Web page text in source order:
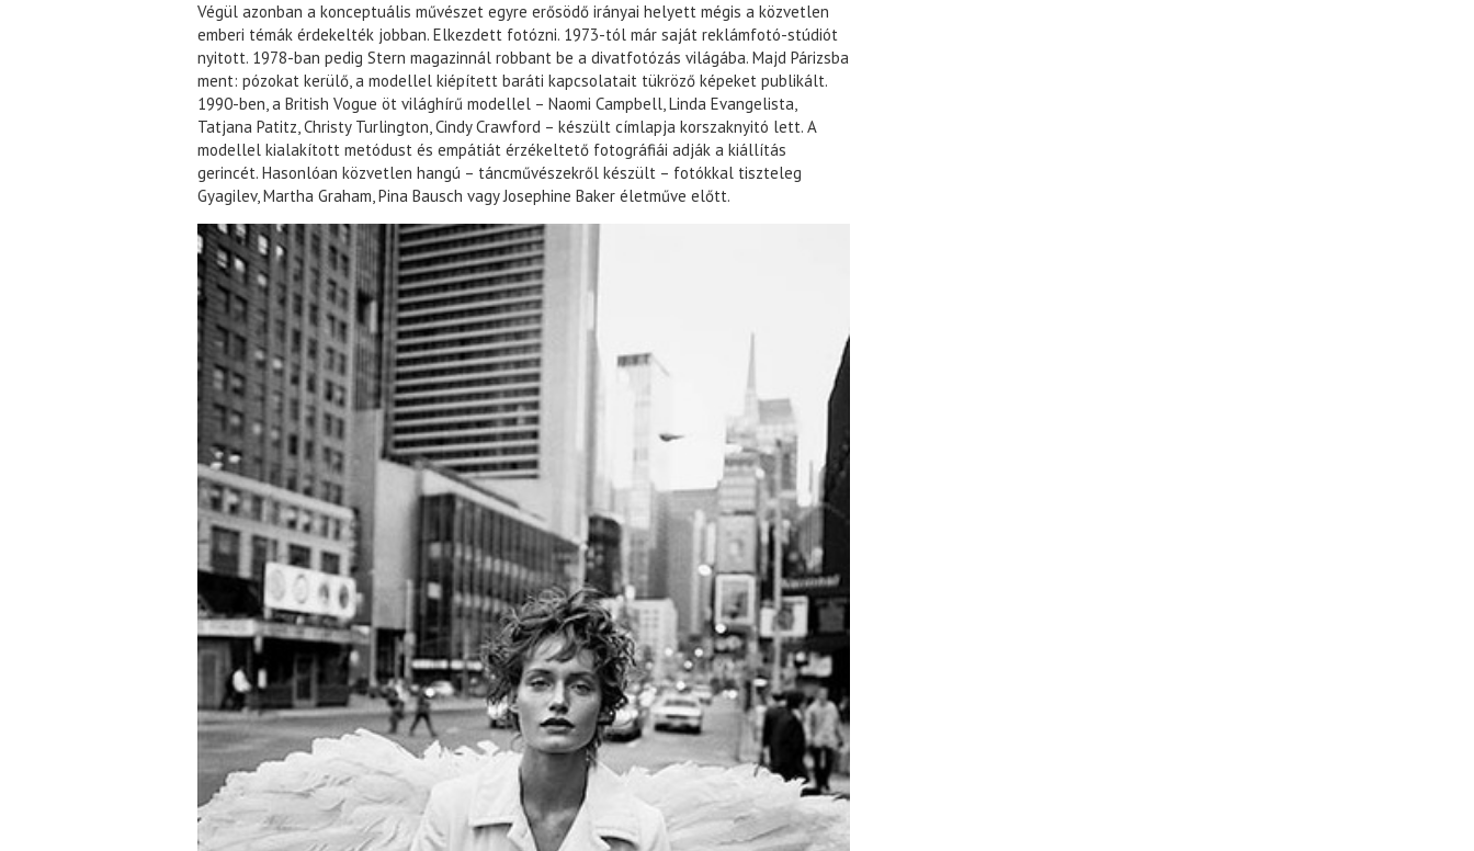
Végül azonban a konceptuális művészet egyre erősödő irányai helyett mégis a közvetlen
emberi témák érdekelték jobban. Elkezdett fotózni. 1973-tól már saját reklámfotó-stúdiót
nyitott. 1978-ban pedig Stern magazinnál robbant be a divatfotózás világába. Majd Párizsba
ment: pózokat kerülő, a modellel kiépített baráti kapcsolatait tükröző képeket publikált.
1990-ben, a British Vogue öt világhírű modellel – Naomi Campbell, Linda Evangelista,
Tatjana Patitz, Christy Turlington, Cindy Crawford – készült címlapja korszaknyitó lett. A
modellel kialakított metódust és empátiát érzékeltető fotográfiái adják a kiállítás
gerincét. Hasonlóan közvetlen hangú – táncművészekről készült – fotókkal tiszteleg
Gyagilev, Martha Graham, Pina Bausch vagy Josephine Baker életműve előtt.